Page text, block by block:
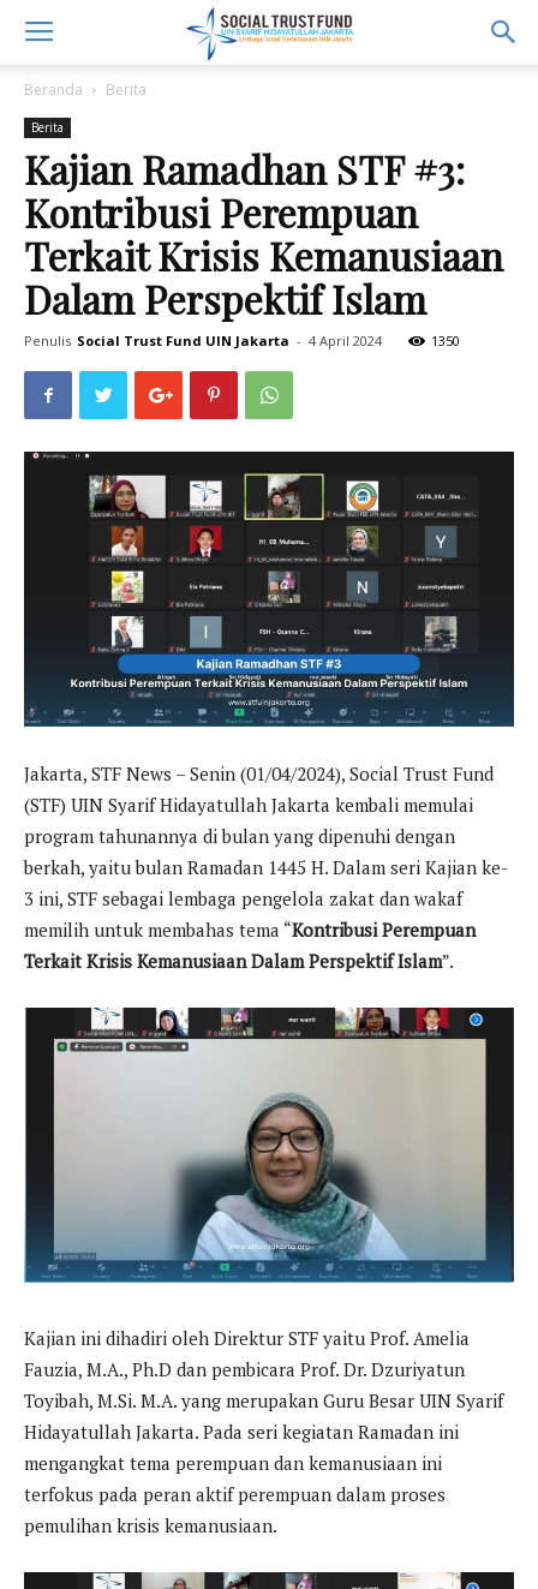
Beranda Berita
Berita
Kajian Ramadhan STF #3:
Kontribusi Perempuan
Terkait Krisis Kemanusiaan
Dalam Perspektif Islam
Penulis Social Trust Fund UIN Jakarta - 4 April 2024 1350
Jakarta, STF News – Senin (01/04/2024), Social Trust Fund
(STF) UIN Syarif Hidayatullah Jakarta kembali memulai
program tahunannya di bulan yang dipenuhi dengan
berkah, yaitu bulan Ramadan 1445 H. Dalam seri Kajian ke-
3 ini, STF sebagai lembaga pengelola zakat dan wakaf
memilih untuk membahas tema “Kontribusi Perempuan
Terkait Krisis Kemanusiaan Dalam Perspektif Islam”.
Kajian ini dihadiri oleh Direktur STF yaitu Prof. Amelia
Fauzia, M.A., Ph.D dan pembicara Prof. Dr. Dzuriyatun
Toyibah, M.Si. M.A. yang merupakan Guru Besar UIN Syarif
Hidayatullah Jakarta. Pada seri kegiatan Ramadan ini
mengangkat tema perempuan dan kemanusiaan ini
terfokus pada peran aktif perempuan dalam proses
pemulihan krisis kemanusiaan.